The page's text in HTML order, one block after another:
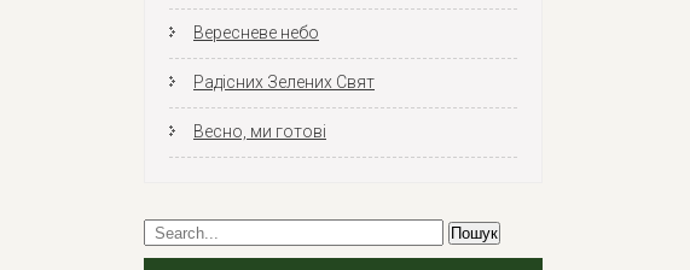
Вересневе небо
Радісних Зелених Свят
Весно, ми готові